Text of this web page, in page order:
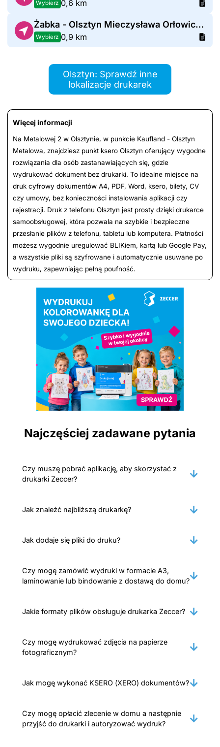
Wybierz 0,6 km
Żabka - Olsztyn Mieczysława Orłowicza 39
Wybierz 0,9 km
Olsztyn: Sprawdź inne
lokalizacje drukarek
Więcej informacji
Na Metalowej 2 w Olsztynie, w punkcie Kaufland - Olsztyn
Metalowa, znajdziesz punkt ksero Olsztyn oferujący wygodne
rozwiązania dla osób zastanawiających się, gdzie
wydrukować dokument bez drukarki. To idealne miejsce na
druk cyfrowy dokumentów A4, PDF, Word, ksero, bilety, CV
czy umowy, bez konieczności instalowania aplikacji czy
rejestracji. Druk z telefonu Olsztyn jest prosty dzięki drukarce
samoobsługowej, która pozwala na szybkie i bezpieczne
przesłanie plików z telefonu, tabletu lub komputera. Płatności
możesz wygodnie uregulować BLIKiem, kartą lub Google Pay,
a wszystkie pliki są szyfrowane i automatycznie usuwane po
wydruku, zapewniając pełną poufność.
Najczęściej zadawane pytania
Czy muszę pobrać aplikację, aby skorzystać z
drukarki Zeccer?
Jak znaleźć najbliższą drukarkę?
Jak dodaje się pliki do druku?
Czy mogę zamówić wydruki w formacie A3,
laminowanie lub bindowanie z dostawą do domu?
Jakie formaty plików obsługuje drukarka Zeccer?
Czy mogę wydrukować zdjęcia na papierze
fotograficznym?
Jak mogę wykonać KSERO (XERO) dokumentów?
Czy mogę opłacić zlecenie w domu a następnie
przyjść do drukarki i autoryzować wydruk?